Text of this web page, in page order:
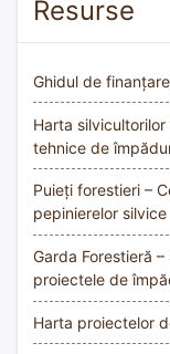
Resurse
Ghidul de
Harta
tehnice de
Puieți forestieri –
pepinierelor silvice
Garda Forestieră
proiectele de
Harta proiectelor